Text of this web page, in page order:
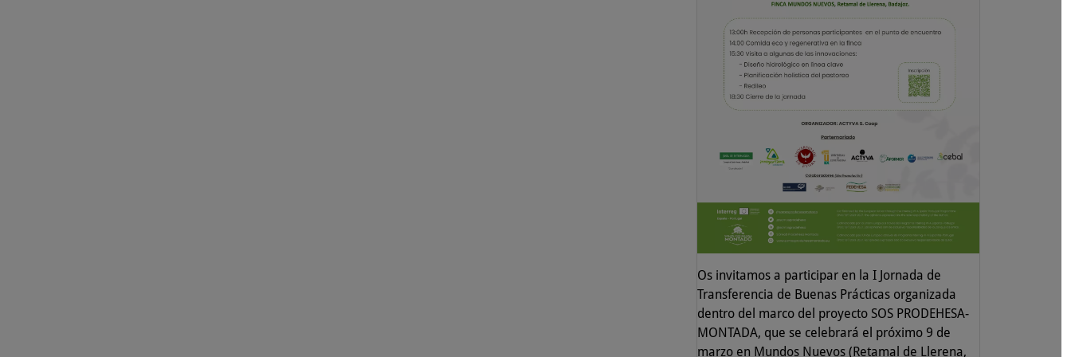
Os invitamos a participar en la I Jornada de
Transferencia de Buenas Prácticas organizada
dentro del marco del proyecto SOS PRODEHESA-
MONTADA, que se celebrará el próximo 9 de
marzo en Mundos Nuevos (Retamal de Llerena,